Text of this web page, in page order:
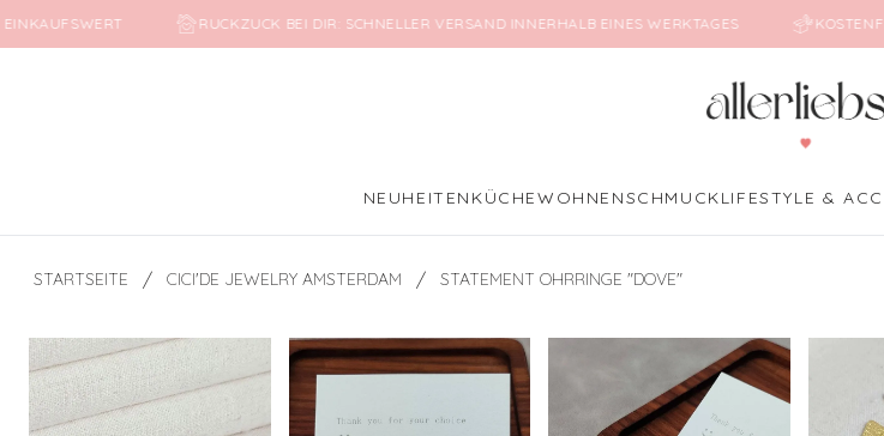
RUCKZUCK BEI DIR: SCHNELLER VERSAND INNERHALB EINES WERKTAGES
NEUHEITEN KÜCHEWOHNENSCHMUCKLIFESTYLE &
STARTSEITE / CICI'DE JEWELRY AMSTERDAM / STATEMENT OHRRINGE "DOVE"